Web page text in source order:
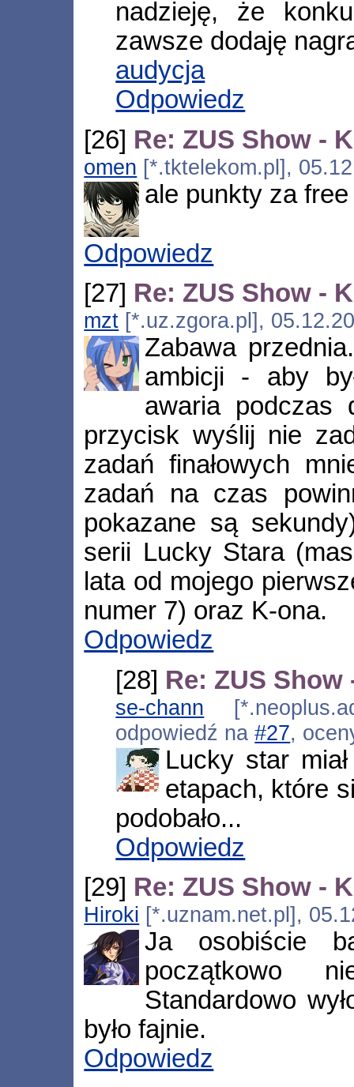
nadzieję, że
zawsze dodaję
audycja
Odpowiedz
[26] Re: ZUS Show -
omen [*.tktelekom.pl],
ale punkty za free
Odpowiedz
[27] Re: ZUS Show -
mzt [*.uz.zgora.pl],
Zabawa
ambicji - aby
awaria podczas
przycisk wyślij nie
zadań finałowych
zadań na czas
pokazane są
serii Lucky Stara
lata od mojego
numer 7) oraz K-ona.
Odpowiedz
[28] Re: ZUS
se-chann
odpowiedź na#27,
Lucky star
etapach, które
podobało...
Odpowiedz
[29] Re: ZUS Show -
Hiroki [*.uznam.net.pl],
Ja osobiście
początkowo
Standardowo
było fajnie.
Odpowiedz